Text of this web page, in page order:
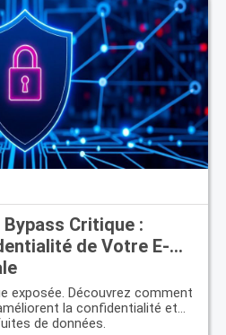
Critique :
de Votre E-
exposée. Découvrez comment
la confidentialité et
de données.